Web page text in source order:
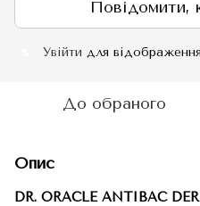
Повідомити,
Увійти для
До обраного
Опис
DR. ORACLE ANTIBAC